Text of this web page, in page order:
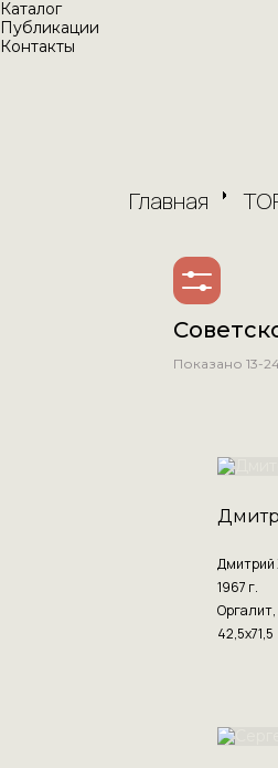
Каталог
Публикации
Контакты
Главная
Показано13-
Дмитрий
1967 г.
Оргалит,
42,5х71,5